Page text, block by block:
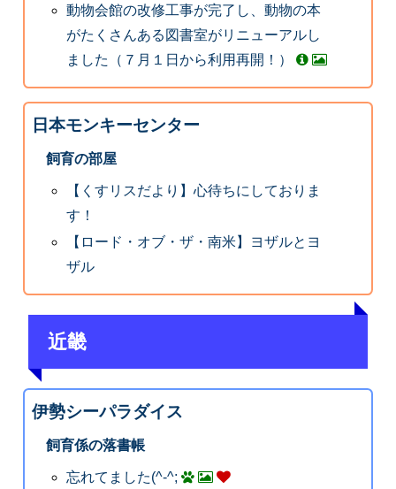
動物会館の改修工事が完了し、動物の本
がたくさんある図書室がリニューアルし
ました（７月１日から利用再開！）
日本モンキーセンター
飼育の部屋
【くすリスだより】心待ちにしておりま
す！
【ロード・オブ・ザ・南米】ヨザルとヨ
ザル
近畿
伊勢シーパラダイス
飼育係の落書帳
忘れてました(^-^;